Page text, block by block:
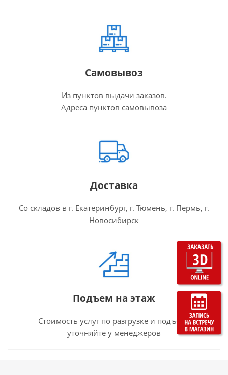
Самовывоз
Из пунктов выдачи заказов.
Адреса пунктов самовывоза
Доставка
Со складов в г. Екатеринбург, г. Тюмень, г. Пермь, г.
Новосибирск
Подъем на этаж
Стоимость услуг по разгрузке и подъему
уточняйте у менеджеров